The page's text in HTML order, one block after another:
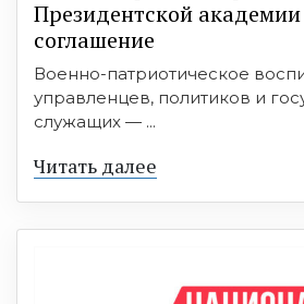
Президентской
соглашение
Военно-патриотическое
управленцев, политиков и
служащих — ...
Читать далее